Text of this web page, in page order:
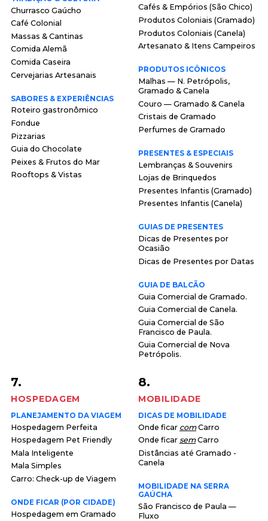
Churrasco Gaúcho
Café Colonial
Massas & Cantinas
Comida Alemã
Comida Caseira
Cervejarias Artesanais
SABORES & EXPERIÊNCIAS
Roteiro gastronômico
Fondue
Pizzarias
Guia do Chocolate
Peixes & Frutos do Mar
Rooftops & Vistas
Cafés & Empórios (São Chico)
Produtos Coloniais (Gramado)
Produtos Coloniais (Canela)
Artesanato & Itens Campeiros
PRODUTOS ICÔNICOS
Malhas — N. Petrópolis,
Gramado & Canela
Couro — Gramado & Canela
Cristais de Gramado
Perfumes de Gramado
PRESENTES & ESPECIAIS
Lembranças & Souvenirs
Lojas de Brinquedos
Presentes Infantis (Gramado)
Presentes Infantis (Canela)
GUIAS DE PRESENTES
Dicas de Presentes por
Ocasião
Dicas de Presentes por Datas
GUIA DE BALCÃO
Guia Comercial de Gramado.
Guia Comercial de Canela.
Guia Comercial de São
Francisco de Paula.
Guia Comercial de Nova
Petrópolis.
7.
HOSPEDAGEM
PLANEJAMENTO DA VIAGEM
Hospedagem Perfeita
Hospedagem Pet Friendly
Mala Inteligente
Mala Simples
Carro: Check-up de Viagem
ONDE FICAR (POR CIDADE)
Hospedagem em Gramado
8.
MOBILIDADE
DICAS DE MOBILIDADE
Onde ficar comCarro
Onde ficar semCarro
Distâncias até Gramado -
Canela
MOBILIDADE NA SERRA
GAÚCHA
São Francisco de Paula —
Fluxo